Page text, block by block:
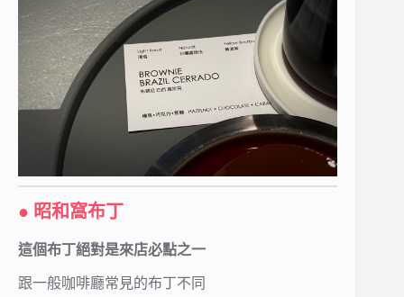
● 昭和窩布丁
這個布丁絕對是來店必點之一
跟一般咖啡廳常見的布丁不同